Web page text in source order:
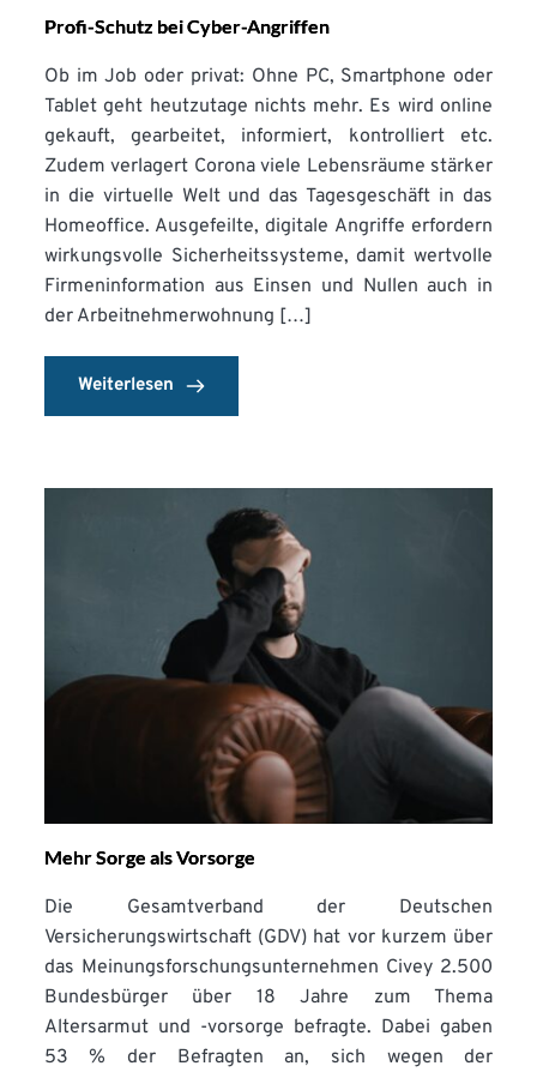
Profi-Schutz bei Cyber-Angriffen
Ob im Job oder privat: Ohne PC, Smartphone oder
Tablet geht heutzutage nichts mehr. Es wird online
gekauft, gearbeitet, informiert, kontrolliert etc.
Zudem verlagert Corona viele Lebensräume stärker
in die virtuelle Welt und das Tagesgeschäft in das
Homeoffice. Ausgefeilte, digitale Angriffe erfordern
wirkungsvolle Sicherheitssysteme, damit wertvolle
Firmeninformation aus Einsen und Nullen auch in
der Arbeitnehmerwohnung […]
Weiterlesen
Mehr Sorge als Vorsorge
Die Gesamtverband der Deutschen
Versicherungswirtschaft (GDV) hat vor kurzem über
das Meinungsforschungsunternehmen Civey 2.500
Bundesbürger über 18 Jahre zum Thema
Altersarmut und -vorsorge befragte. Dabei gaben
53 % der Befragten an, sich wegen der